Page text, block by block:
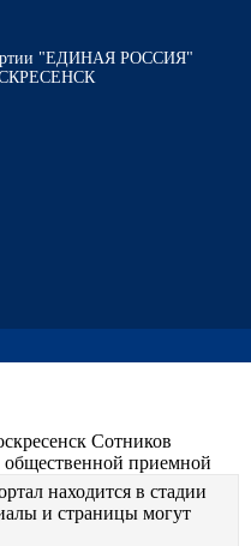
"ЕДИНАЯ РОССИЯ"
Сотников
приемной
находится в стадии
и страницы могут